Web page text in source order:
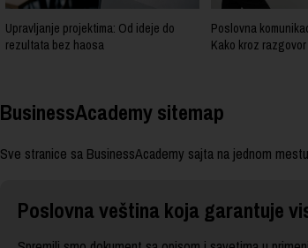
Upravljanje projektima: Od ideje do
rezultata bez haosa
Poslovna
Kako kroz
BusinessAcademy sitemap
Sve stranice sa BusinessAcademy sajta na jednom
Poslovna veština koja garantuje